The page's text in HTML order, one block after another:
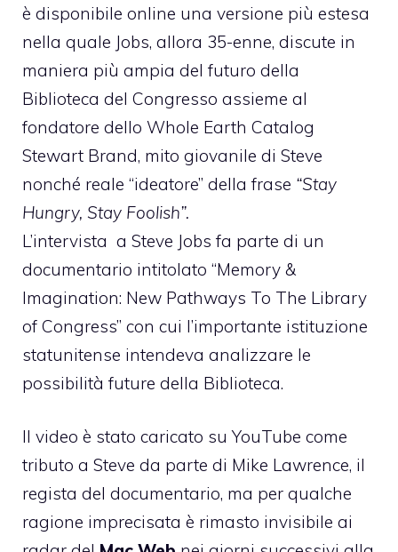
è disponibile online una versione più estesa
nella quale Jobs, allora 35-enne, discute in
maniera più ampia del futuro della
Biblioteca del Congresso assieme al
fondatore dello Whole Earth Catalog
Stewart Brand, mito giovanile di Steve
nonché reale “ideatore” della frase “Stay
Hungry, Stay Foolish”.
L’intervista a Steve Jobs fa parte di un
documentario intitolato “Memory &
Imagination: New Pathways To The Library
of Congress” con cui l’importante istituzione
statunitense intendeva analizzare le
possibilità future della Biblioteca.
Il video è stato caricato su YouTube come
tributo a Steve da parte di Mike Lawrence, il
regista del documentario, ma per qualche
ragione imprecisata è rimasto invisibile ai